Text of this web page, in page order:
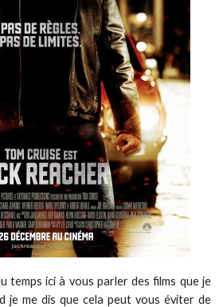
temps ici à vous parler des films que je
je me dis que cela peut vous éviter de